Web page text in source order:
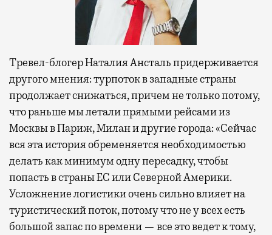
Тревел-блогер Наталия Ансталь придерживается
другого мнения: турпоток в западные страны
продолжает снижаться, причем не только потому,
что раньше мы летали прямыми рейсами из
Москвы в Париж, Милан и другие города: «Сейчас
вся эта история обременяется необходимостью
делать как минимум одну пересадку, чтобы
попасть в страны ЕС или Северной Америки.
Усложнение логистики очень сильно влияет на
туристический поток, потому что не у всех есть
большой запас по времени — все это ведет к тому,